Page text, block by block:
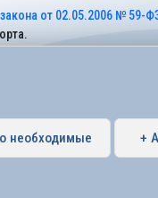
от 02.05.2006 № 59-
Петербурга
необходимые +